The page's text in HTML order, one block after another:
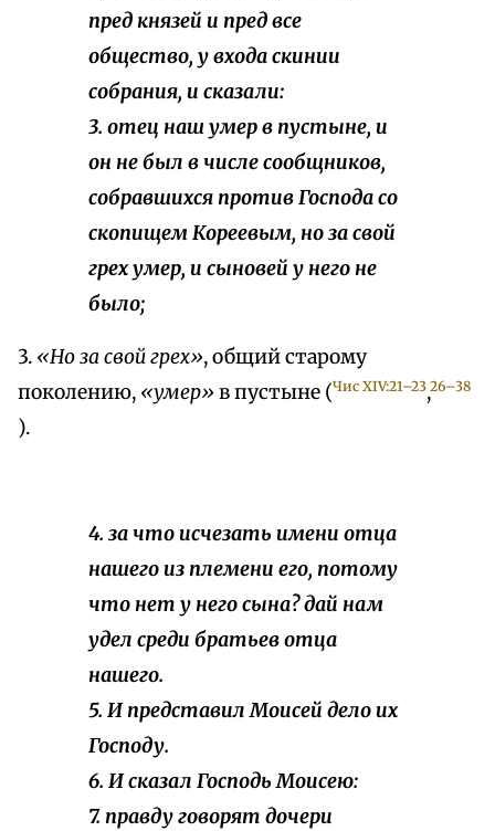
пред князей и пред все
общество, у входа скинии
собрания, и сказали:
3. отец наш умер в пустыне, и
он не был в числе сообщников,
собравшихся против Господа со
скопищем Кореевым, но за свой
грех умер, и сыновей у него не
было;
3. «Но за свой грех», общий старому
поколению, «умер» в пустыне (Чис XIV:21–23,26–38
).
4. за что исчезать имени отца
нашего из племени его, потому
что нет у него сына? дай нам
удел среди братьев отца
нашего.
5. И представил Моисей дело их
Господу.
6. И сказал Господь Моисею:
7. правду говорят дочери